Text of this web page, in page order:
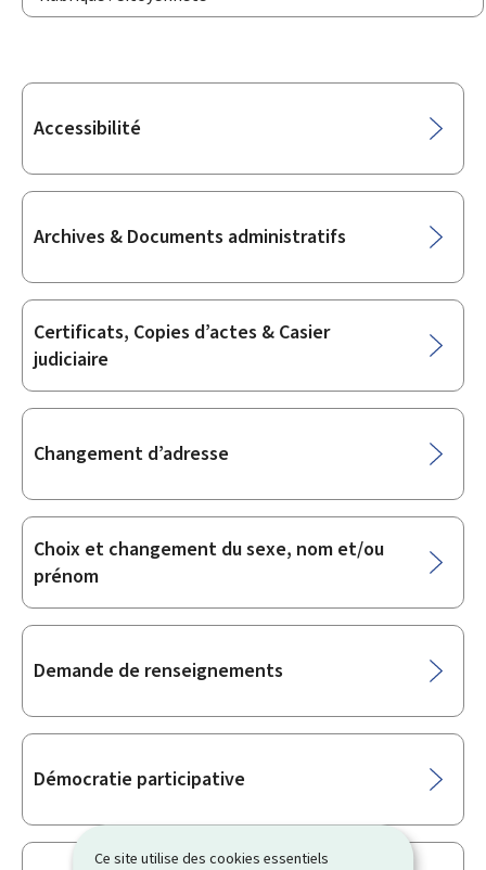
Ce site utilise des cookies essentiels
Sous-
Accessibilité
Archives & Documents administratifs
Certificats, Copies d’actes & Casier
judiciaire
Changement d’adresse
Choix et changement du sexe, nom et/ou
prénom
Demande de renseignements
Démocratie participative